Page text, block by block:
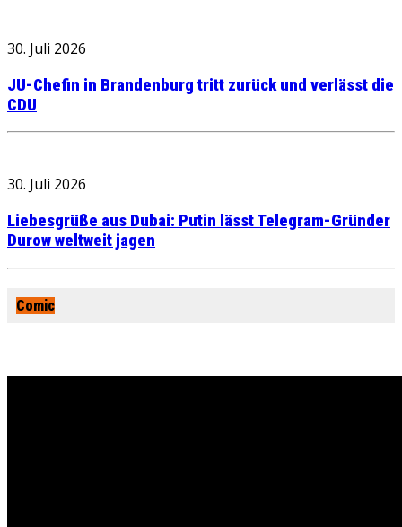
30. Juli 2026
JU-Chefin in Brandenburg tritt zurück und verlässt die
CDU
30. Juli 2026
Liebesgrüße aus Dubai: Putin lässt Telegram-Gründer
Durow weltweit jagen
Comic